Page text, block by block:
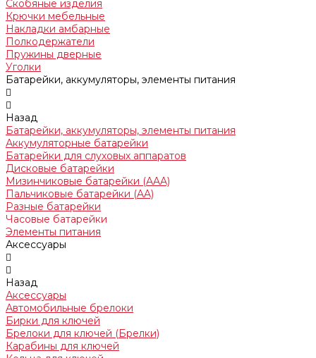
Скобяные изделия
Крючки мебельные
Накладки амбарные
Полкодержатели
Пружины дверные
Уголки
Батарейки, аккумуляторы, элементы питания
Назад
Батарейки, аккумуляторы, элементы питания
Аккумуляторные батарейки
Батарейки для слуховых аппаратов
Дисковые батарейки
Мизинчиковые батарейки (AAA)
Пальчиковые батарейки (AA)
Разные батарейки
Часовые батарейки
Элементы питания
Аксессуары
Назад
Аксессуары
Автомобильные брелоки
Бирки для ключей
Брелоки для ключей (Брелки)
Карабины для ключей